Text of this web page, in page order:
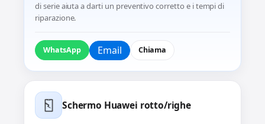
di serie aiuta a darti un preventivo corretto e i tempi di
riparazione.
WhatsApp Email Chiama
Schermo Huawei rotto/righe